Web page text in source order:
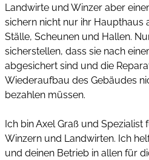
Landwirte und Winzer aber
sichern nicht nur ihr Haupthaus
Ställe, Scheunen und Hallen.
sicherstellen, dass sie nach
abgesichert sind und die
Wiederaufbau des Gebäudes
bezahlen müssen.
Ich bin Axel Graß und
Winzern und Landwirten. Ich
und deinen Betrieb in allen für